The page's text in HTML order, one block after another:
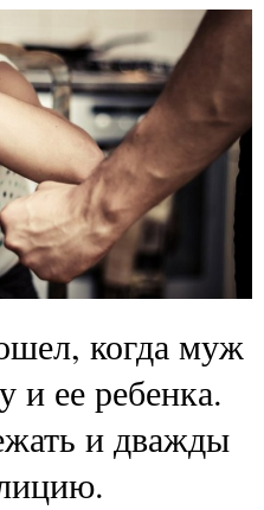
когда муж
и ее ребенка.
и дважды